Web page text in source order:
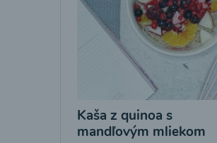
Kaša z quinoa s
mandľovým mliekom